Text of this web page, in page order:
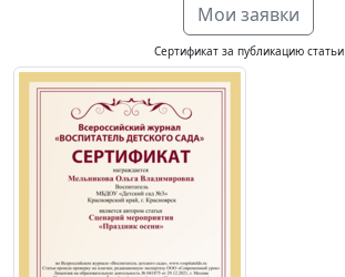
Мои заявки
Сертификат за публикацию статьи